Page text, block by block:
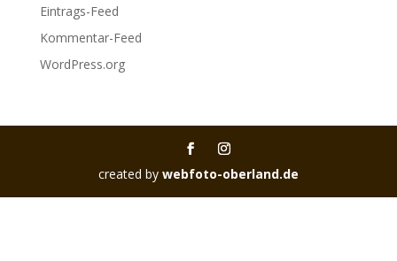
Eintrags-Feed
Kommentar-Feed
WordPress.org
created by webfoto-oberland.de